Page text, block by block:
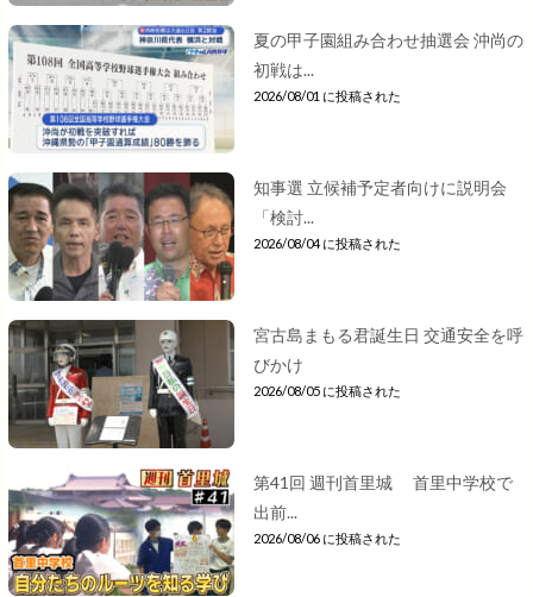
夏の甲子園組み合わせ抽選会 沖尚の
初戦は...
2026/08/01 に投稿された
知事選 立候補予定者向けに説明会
「検討...
2026/08/04 に投稿された
宮古島まもる君誕生日 交通安全を呼
びかけ
2026/08/05 に投稿された
第41回 週刊首里城 首里中学校で
出前...
2026/08/06 に投稿された